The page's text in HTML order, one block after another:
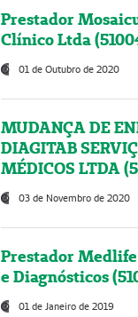
Prestador
Clínico Ltda
01 de Outubro de 2020
MUDANÇA DE
DIAGITAB
MÉDICOS LTDA
03 de Novembro de 2020
Prestador
e Diagnósticos
01 de Janeiro de 2019